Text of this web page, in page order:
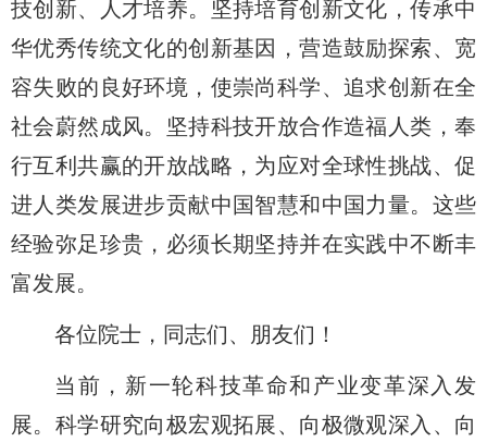
技创新、人才培养。坚持培育创新文化，传承中
华优秀传统文化的创新基因，营造鼓励探索、宽
容失败的良好环境，使崇尚科学、追求创新在全
社会蔚然成风。坚持科技开放合作造福人类，奉
行互利共赢的开放战略，为应对全球性挑战、促
进人类发展进步贡献中国智慧和中国力量。这些
经验弥足珍贵，必须长期坚持并在实践中不断丰
富发展。
各位院士，同志们、朋友们！
当前，新一轮科技革命和产业变革深入发
展。科学研究向极宏观拓展、向极微观深入、向